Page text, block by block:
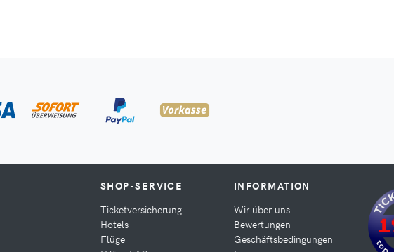
SHOP-SERVICE
Ticketversicherung
Hotels
Flüge
INFORMATION
Wir über uns
Bewertungen
Geschäftsbedingungen